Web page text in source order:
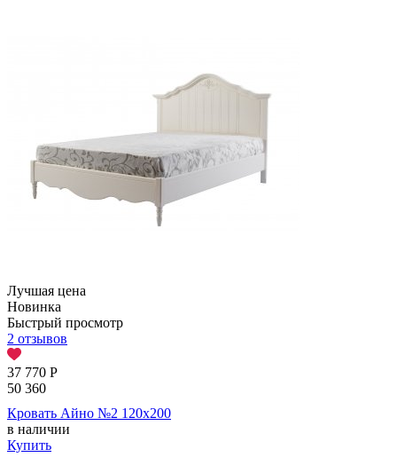
Лучшая цена
Новинка
Быстрый просмотр
2 отзывов
37 770 Р
50 360
Кровать Айно №2 120х200
в наличии
Купить